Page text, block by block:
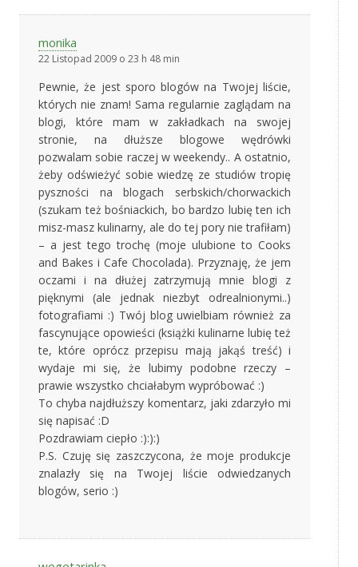
monika
22 Listopad 2009 o 23 h 48 min
Pewnie, że jest sporo blogów na Twojej liście,
których nie znam! Sama regularnie zaglądam na
blogi, które mam w zakładkach na swojej
stronie, na dłuższe blogowe wędrówki
pozwalam sobie raczej w weekendy.. A ostatnio,
żeby odświeżyć sobie wiedzę ze studiów tropię
pyszności na blogach serbskich/chorwackich
(szukam też bośniackich, bo bardzo lubię ten ich
misz-masz kulinarny, ale do tej pory nie trafiłam)
– a jest tego trochę (moje ulubione to Cooks
and Bakes i Cafe Chocolada). Przyznaję, że jem
oczami i na dłużej zatrzymują mnie blogi z
pięknymi (ale jednak niezbyt odrealnionymi..)
fotografiami :) Twój blog uwielbiam również za
fascynujące opowieści (książki kulinarne lubię też
te, które oprócz przepisu mają jakąś treść) i
wydaje mi się, że lubimy podobne rzeczy –
prawie wszystko chciałabym wypróbować :)
To chyba najdłuższy komentarz, jaki zdarzyło mi
się napisać :D
Pozdrawiam ciepło :):):)
P.S. Czuję się zaszczycona, że moje produkcje
znalazły się na Twojej liście odwiedzanych
blogów, serio :)